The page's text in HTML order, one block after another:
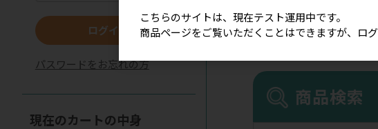
商品検索
ログイン
パスワードをお忘れの方
現在のカートの中身
こちらのサイトは、現在テスト運用中です。
商品ページをご覧いただくことはできますが、ロ